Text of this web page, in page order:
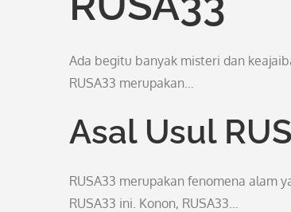
Ada begitu banyak misteri dan
RUSA33 merupakan…
Asal Usul
RUSA33 merupakan fenomena alam
RUSA33 ini. Konon, RUSA33…